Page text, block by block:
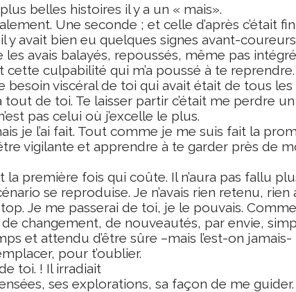
belles histoires il y a un « mais».
Une seconde ; et celle d’après c’était
y avait bien eu quelques signes avant-coureurs
les avais balayés, repoussés, même pas
cette culpabilité qui m’a poussé à te
besoin viscéral de toi qui avait était de tous
tout de toi. Te laisser partir c’était me perdre
pas celui où j’excelle le plus.
je l’ai fait. Tout comme je me suis fait la
vigilante et apprendre à te garder près de
la première fois qui coûte. Il n’aura pas fallu
se reproduise. Je n’avais rien retenu, rien
Je me passerai de toi, je le pouvais. Comme
de changement, de nouveautés, par envie,
et attendu d’être sûre –mais l’est-on jamais-
pour t’oublier.
toi. ! Il irradiait
ses explorations, sa façon de me guider.